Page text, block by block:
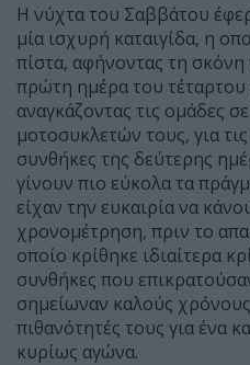
Η νύχτα του Σαββάτου
μία ισχυρή καταιγίδα, η
πίστα, αφήνοντας τη
πρώτη ημέρα του
αναγκάζοντας τις ομάδες
μοτοσυκλετών τους, για
συνθήκες της δεύτερης
γίνουν πιο εύκολα τα
είχαν την ευκαιρία να
χρονομέτρηση, πριν το
οποίο κρίθηκε ιδιαίτερα
συνθήκες που
σημείωναν καλούς χρόνους
πιθανότητές τους για ένα
κυρίως αγώνα.